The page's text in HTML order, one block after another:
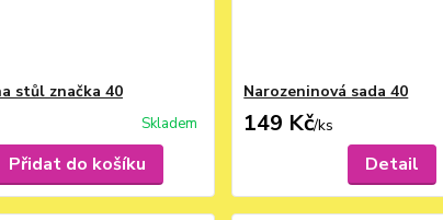
stůl značka 40
Skladem
Přidat do košíku
Narozeninová sada 40
149 Kč/ks
Detail